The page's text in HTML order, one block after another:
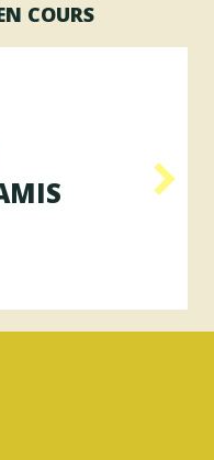
COURS